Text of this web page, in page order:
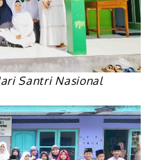
Santri Nasional